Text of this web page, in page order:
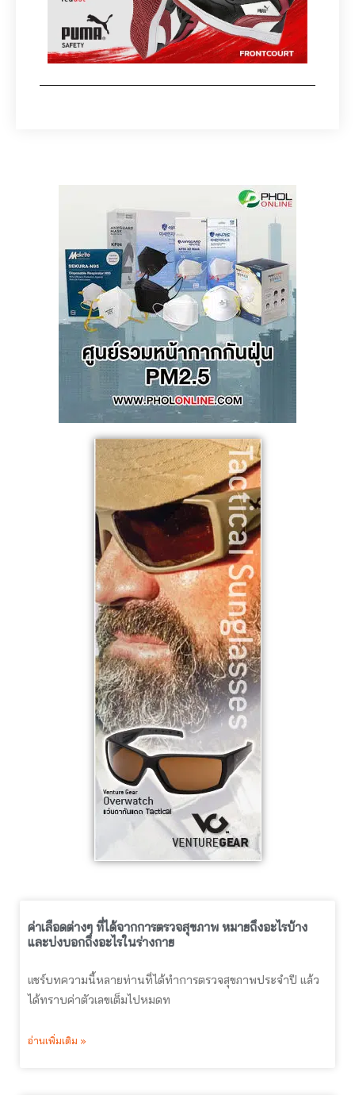
ค่าเลือดต่างๆ ที่ได้จากการตรวจสุขภาพ หมายถึงอะไรบ้าง
และบ่งบอกถึงอะไรในร่างกาย
แชร์บทความนี้หลายท่านที่ได้ทำการตรวจสุขภาพประจำปี แล้ว
ได้ทราบค่าตัวเลขเต็มไปหมดท
อ่านเพิ่มเติม »